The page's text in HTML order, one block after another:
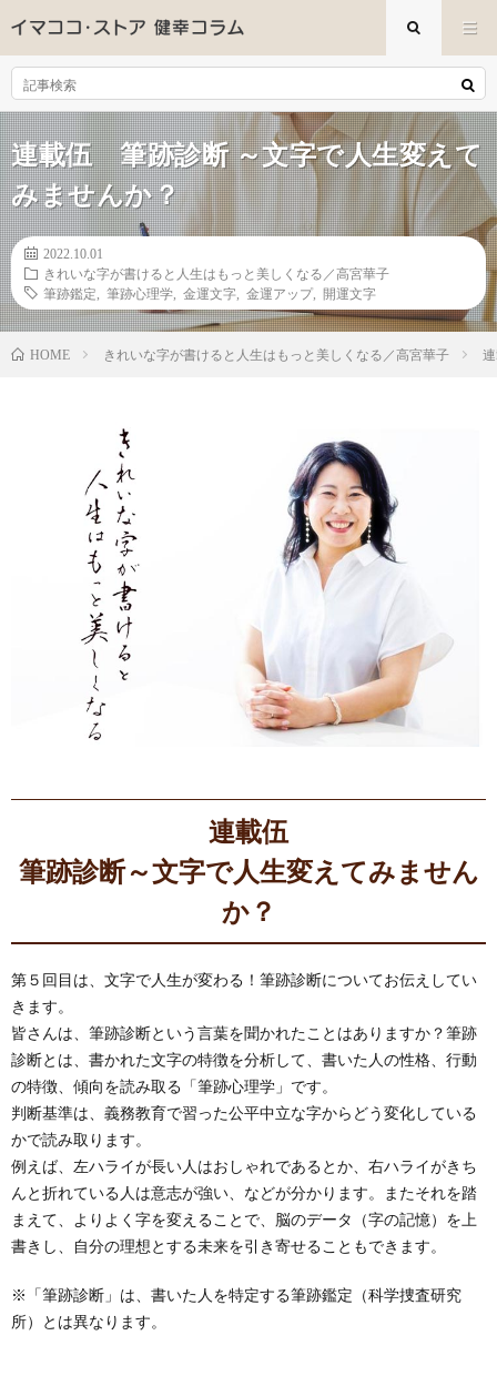
連載伍 筆跡診断 ～文字で人生変えて
みませんか？
2022.10.01
きれいな字が書けると人生はもっと美しくなる／高宮華子
筆跡鑑定
筆跡心理学 金運文字 金運アップ, 開運文字
HOME きれいな字が書けると人生はもっと美しくなる／高宮華子
連載伍
筆跡診断～文字で人生変えてみません
か？
第５回目は、文字で人生が変わる！筆跡診断についてお伝えしてい
きます。
皆さんは、筆跡診断という言葉を聞かれたことはありますか？筆跡
診断とは、書かれた文字の特徴を分析して、書いた人の性格、行動
の特徴、傾向を読み取る「筆跡心理学」です。
判断基準は、義務教育で習った公平中立な字からどう変化している
かで読み取ります。
例えば、左ハライが長い人はおしゃれであるとか、右ハライがきち
んと折れている人は意志が強い、などが分かります。またそれを踏
まえて、よりよく字を変えることで、脳のデータ（字の記憶）を上
書きし、自分の理想とする未来を引き寄せることもできます。
※「筆跡診断」は、書いた人を特定する筆跡鑑定（科学捜査研究
所）とは異なります。